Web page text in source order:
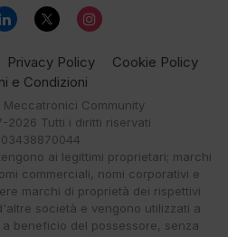
Privacy Policy
Cookie Policy
e Condizioni
Community
2026 Tutti i diritti riservati
03438870044
ai legittimi proprietari; marchi
commerciali, nomi corporativi e
marchi di proprietà dei rispettivi
società e vengono utilizzati a
beneficio del possessore, senza